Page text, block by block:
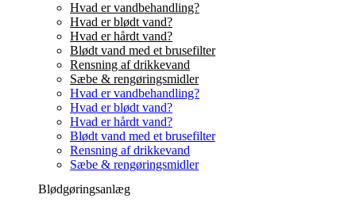
Hvad er vandbehandling?
Hvad er blødt vand?
Hvad er hårdt vand?
Blødt vand med et brusefilter
Rensning af drikkevand
Sæbe & rengøringsmidler
Hvad er vandbehandling?
Hvad er blødt vand?
Hvad er hårdt vand?
Blødt vand med et brusefilter
Rensning af drikkevand
Sæbe & rengøringsmidler
Blødgøringsanlæg